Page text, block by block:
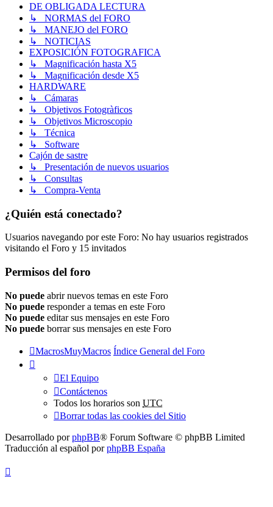
DE OBLIGADA LECTURA
↳ NORMAS del FORO
↳ MANEJO del FORO
↳ NOTICIAS
EXPOSICIÓN FOTOGRAFICA
↳ Magnificación hasta X5
↳ Magnificación desde X5
HARDWARE
↳ Cámaras
↳ Objetivos Fotogràficos
↳ Objetivos Microscopio
↳ Técnica
↳ Software
Cajón de sastre
↳ Presentación de nuevos usuarios
↳ Consultas
↳ Compra-Venta
¿Quién está conectado?
Usuarios navegando por este Foro: No hay usuarios registrados
visitando el Foro y 15 invitados
Permisos del foro
No puede abrir nuevos temas en este Foro
No puede responder a temas en este Foro
No puede editar sus mensajes en este Foro
No puede borrar sus mensajes en este Foro
MacrosMuyMacros Índice General del Foro
El Equipo
Contáctenos
Todos los horarios son UTC
Borrar todas las cookies del Sitio
Desarrollado porphpBB® Forum Software © phpBB Limited
Traducción al español porphpBB España